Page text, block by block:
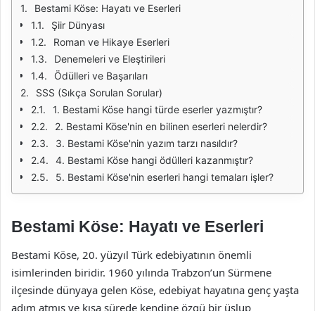
Bestami Köse: Hayatı ve Eserleri
Şiir Dünyası
Roman ve Hikaye Eserleri
Denemeleri ve Eleştirileri
Ödülleri ve Başarıları
SSS (Sıkça Sorulan Sorular)
1. Bestami Köse hangi türde eserler yazmıştır?
2. Bestami Köse'nin en bilinen eserleri nelerdir?
3. Bestami Köse'nin yazım tarzı nasıldır?
4. Bestami Köse hangi ödülleri kazanmıştır?
5. Bestami Köse'nin eserleri hangi temaları işler?
Bestami Köse: Hayatı ve Eserleri
Bestami Köse, 20. yüzyıl Türk edebiyatının önemli
isimlerinden biridir. 1960 yılında Trabzon’un Sürmene
ilçesinde dünyaya gelen Köse, edebiyat hayatına genç yaşta
adım atmış ve kısa sürede kendine özgü bir üslup